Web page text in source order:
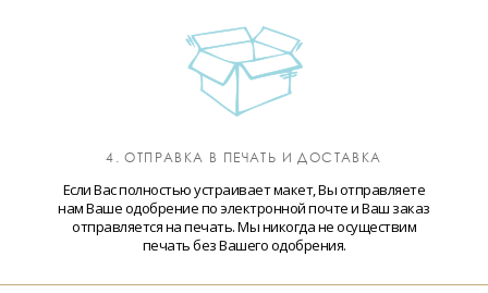
4. ОТПРАВКА В ПЕЧАТЬ И ДОСТАВКА
Если Вас полностью устраивает макет, Вы отправляете
нам Ваше одобрение по электронной почте и Ваш заказ
отправляется на печать. Мы никогда не осуществим
печать без Вашего одобрения.